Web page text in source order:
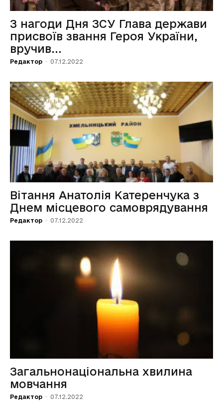
З нагоди Дня ЗСУ Глава держави
присвоїв звання Героя України,
вручив...
Редактор - 07.12.2022
Вітання Анатолія Катеренчука з
Днем місцевого самоврядування
Редактор - 07.12.2022
Загальнонаціональна хвилина
мовчання
Редактор - 07.12.2022